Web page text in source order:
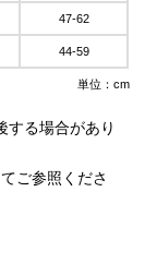
47-62
44-59
単位：cm
る場合があり
ご参照くださ